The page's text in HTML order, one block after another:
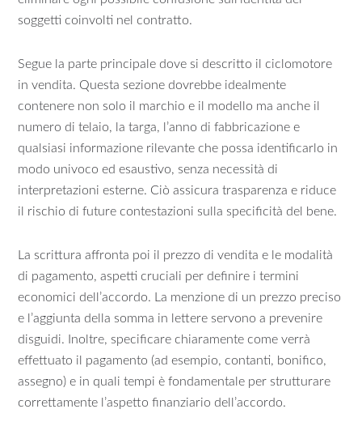
soggetti coinvolti nel contratto.
Segue la parte principale dove si descritto il ciclomotore
in vendita. Questa sezione dovrebbe idealmente
contenere non solo il marchio e il modello ma anche il
numero di telaio, la targa, l’anno di fabbricazione e
qualsiasi informazione rilevante che possa identificarlo in
modo univoco ed esaustivo, senza necessità di
interpretazioni esterne. Ciò assicura trasparenza e riduce
il rischio di future contestazioni sulla specificità del bene.
La scrittura affronta poi il prezzo di vendita e le modalità
di pagamento, aspetti cruciali per definire i termini
economici dell’accordo. La menzione di un prezzo preciso
e l’aggiunta della somma in lettere servono a prevenire
disguidi. Inoltre, specificare chiaramente come verrà
effettuato il pagamento (ad esempio, contanti, bonifico,
assegno) e in quali tempi è fondamentale per strutturare
correttamente l’aspetto finanziario dell’accordo.